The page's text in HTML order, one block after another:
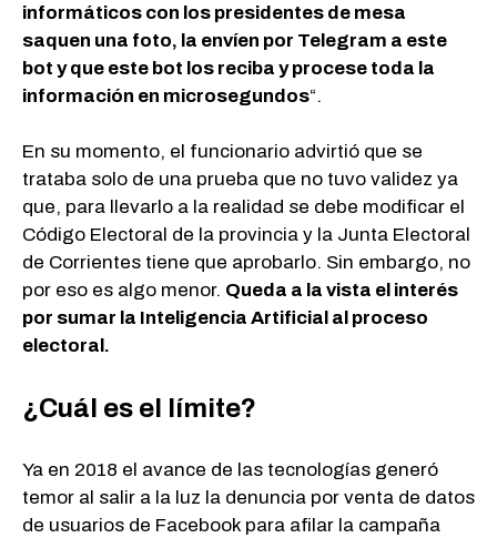
informáticos con los presidentes de mesa
saquen una foto, la envíen por Telegram a este
bot y que este bot los reciba y procese toda la
información en microsegundos“.
En su momento, el funcionario advirtió que se
trataba solo de una prueba que no tuvo validez ya
que, para llevarlo a la realidad se debe modificar el
Código Electoral de la provincia y la Junta Electoral
de Corrientes tiene que aprobarlo. Sin embargo, no
por eso es algo menor. Queda a la vista el interés
por sumar la Inteligencia Artificial al proceso
electoral.
¿Cuál es el límite?
Ya en 2018 el avance de las tecnologías generó
temor al salir a la luz la denuncia por venta de datos
de usuarios de Facebook para afilar la campaña